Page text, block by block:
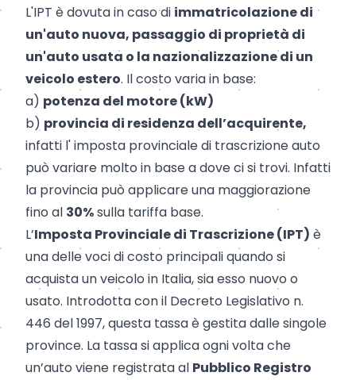
L'IPT è dovuta in caso di immatricolazione di
un'auto nuova, passaggio di proprietà di
un'auto usata o la nazionalizzazione di un
veicolo estero. Il costo varia in base:
a) potenza del motore (kW)
b) provincia di residenza dell’acquirente,
infatti l' imposta provinciale di trascrizione auto
può variare molto in base a dove ci si trovi. Infatti
la provincia può applicare una maggiorazione
fino al 30%sulla tariffa base.
L’Imposta Provinciale di Trascrizione (IPT) è
una delle voci di costo principali quando si
acquista un veicolo in Italia, sia esso nuovo o
usato. Introdotta con il Decreto Legislativo n.
446 del 1997, questa tassa è gestita dalle singole
province. La tassa si applica ogni volta che
un’auto viene registrata al Pubblico Registro